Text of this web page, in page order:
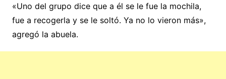
«Uno del grupo dice que a él se le fue la mochila,
fue a recogerla y se le soltó. Ya no lo vieron más»,
agregó la abuela.